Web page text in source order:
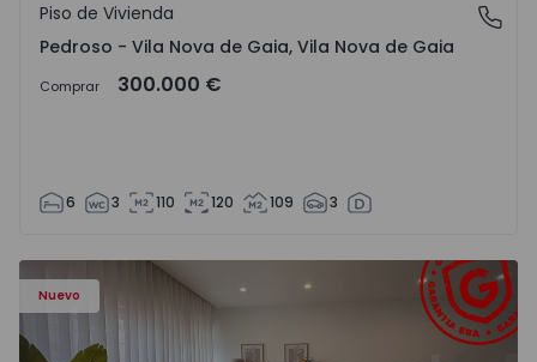
Pedroso - Vila Nova de Gaia, Vila Nova de Gaia
Piso de Vivienda
Pedroso - Vila Nova de Gaia, Vila Nova de Gaia
Comprar 300.000 €
6 3 110 120 109 3
Nuevo
Apartamento T1 Lourinhã, Vimeiro - 1575406 - 1